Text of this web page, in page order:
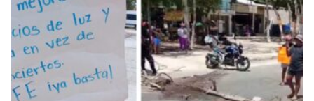
firmas de apoyo en al menos la mitad de las regiones
del país. MC invita a ciudadanos, organizaciones
políticas y sociales, comunidades indígenas y la
sociedad civil,
así como a personas no afiliadas al
partido, a participar en este proceso de selección.